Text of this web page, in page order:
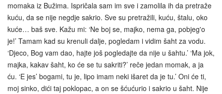
momaka iz Bužima. Ispričala sam im sve i zamolila ih da pretraže
kuću, da se nije negdje sakrio. Sve su pretražili, kuću, štalu, oko
kuće… baš sve. Kažu mi: ‘Ne boj se, majko, nema ga, pobjeg'o
je!’ Tamam kad su krenuli dalje, pogledam i vidim šaht za vodu.
‘Djeco, Bog vam dao, hajte još pogledajte da nije u šahtu.’ ‘Ma jok,
majka, kakav šaht, ko će se tu sakriti?’ reče jedan momak, a ja
ću. ‘E jes’ bogami, tu je, lipo imam neki išaret da je tu.’ Oni će ti,
moj sinko, dići taj poklopac, a on se šćućurio i sakrio u šaht. Nije